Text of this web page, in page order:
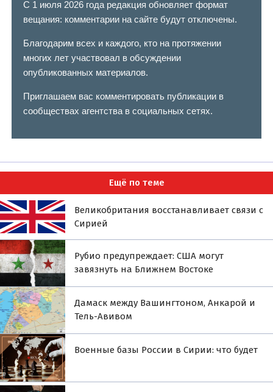
С 1 июля 2026 года редакция обновляет формат
вещания: комментарии на сайте будут отключены.
Благодарим всех и каждого, кто на протяжении
многих лет участвовал в обсуждении
опубликованных материалов.
Приглашаем вас комментировать публикации в
сообществах агентства в социальных сетях.
Ещё по теме
Великобритания восстанавливает связи с
Сирией
Рубио предупреждает: США могут
завязнуть на Ближнем Востоке
Дамаск между Вашингтоном, Анкарой и
Тель-Авивом
Военные базы России в Сирии: что будет